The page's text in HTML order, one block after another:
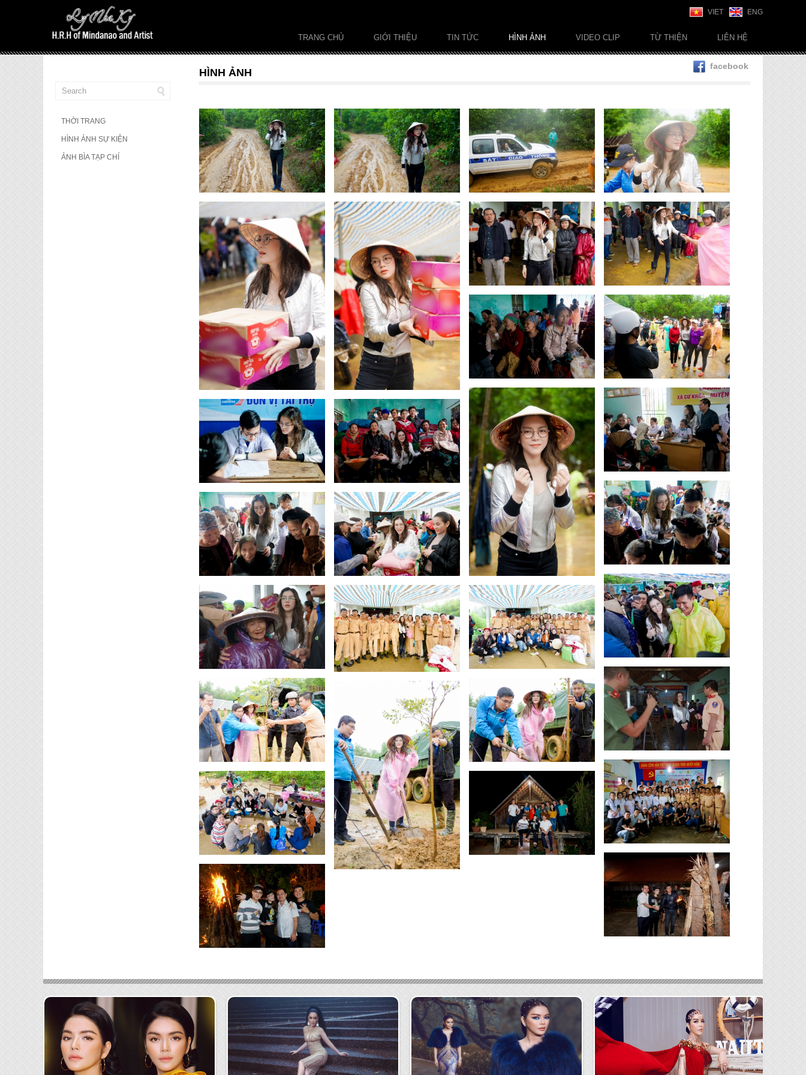
VIET ENG
TRANG CHỦ GIỚI THIỆU TIN TỨC HÌNH ẢNH VIDEO CLIP TỪ THIỆN LIÊN HỆ
facebook
THỜI TRANG
HÌNH ẢNH SỰ KIỆN
ẢNH BÌA TẠP CHÍ
HÌNH ẢNH